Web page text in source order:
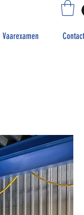
Vaarexamen Contact